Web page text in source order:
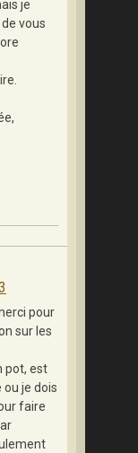
je
vous
pour
sur les
pot, est
je dois
faire